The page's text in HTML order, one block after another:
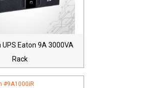
UPS Eaton 9A 3000VA
Rack
#9A1000iR